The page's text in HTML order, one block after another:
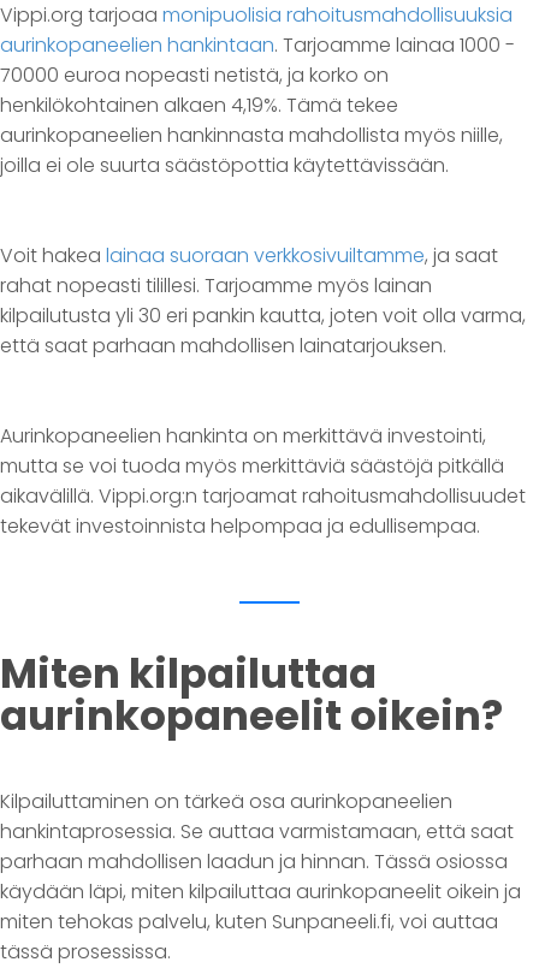
Vippi.org tarjoaa monipuolisia rahoitusmahdollisuuksia
aurinkopaneelien hankintaan. Tarjoamme lainaa 1000 -
70000 euroa nopeasti netistä, ja korko on
henkilökohtainen alkaen 4,19%. Tämä tekee
aurinkopaneelien hankinnasta mahdollista myös niille,
joilla ei ole suurta säästöpottia käytettävissään.
Voit hakea lainaa suoraan verkkosivuiltamme, ja saat
rahat nopeasti tilillesi. Tarjoamme myös lainan
kilpailutusta yli 30 eri pankin kautta, joten voit olla varma,
että saat parhaan mahdollisen lainatarjouksen.
Aurinkopaneelien hankinta on merkittävä investointi,
mutta se voi tuoda myös merkittäviä säästöjä pitkällä
aikavälillä. Vippi.org:n tarjoamat rahoitusmahdollisuudet
tekevät investoinnista helpompaa ja edullisempaa.
Miten kilpailuttaa
aurinkopaneelit oikein?
Kilpailuttaminen on tärkeä osa aurinkopaneelien
hankintaprosessia. Se auttaa varmistamaan, että saat
parhaan mahdollisen laadun ja hinnan. Tässä osiossa
käydään läpi, miten kilpailuttaa aurinkopaneelit oikein ja
miten tehokas palvelu, kuten Sunpaneeli.fi, voi auttaa
tässä prosessissa.